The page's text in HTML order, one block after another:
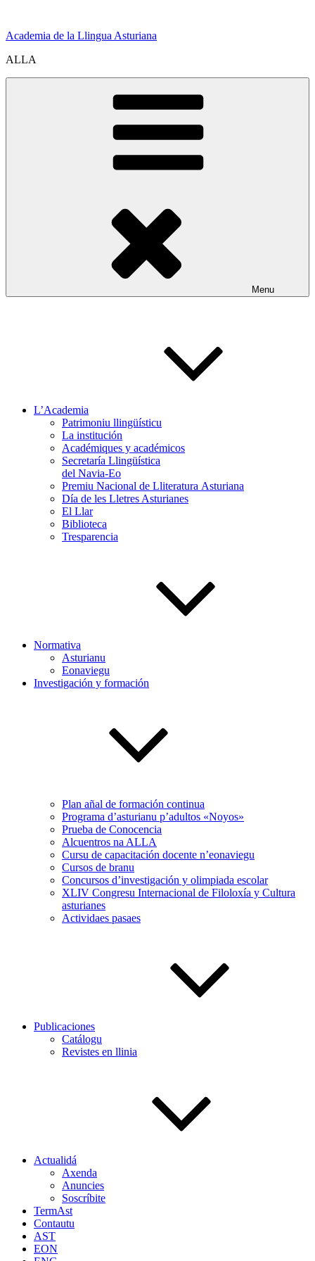
content
Academia de la Llingua Asturiana
ALLA
Menu
L’Academia
Patrimoniu llingüísticu
La institución
Académiques y académicos
Secretaría Llingüística
del Navia-Eo
Premiu Nacional de Lliteratura Asturiana
Día de les Lletres Asturianes
El Llar
Biblioteca
Tresparencia
Normativa
Asturianu
Eonaviegu
Investigación y formación
Plan añal de formación continua
Programa d’asturianu p’adultos «Noyos»
Prueba de Conocencia
Alcuentros na ALLA
Cursu de capacitación docente n’eonaviegu
Cursos de branu
Concursos d’investigación y olimpiada escolar
XLIV Congresu Internacional de Filoloxía y Cultura
asturianes
Actividaes pasaes
Publicaciones
Catálogu
Revistes en llinia
Actualidá
Axenda
Anuncies
Soscríbite
TermAst
Contautu
AST
EON